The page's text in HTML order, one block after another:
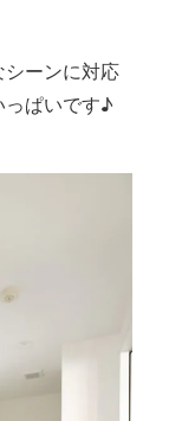
ーンに対応
っぱいです♪